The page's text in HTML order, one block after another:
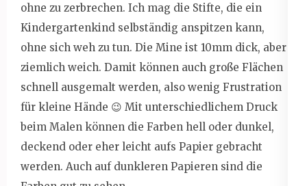
ohne zu zerbrechen. Ich mag die Stifte, die ein
Kindergartenkind selbständig anspitzen kann,
ohne sich weh zu tun. Die Mine ist 10mm dick, aber
ziemlich weich. Damit können auch große Flächen
schnell ausgemalt werden, also wenig Frustration
für kleine Hände 😉 Mit unterschiedlichem Druck
beim Malen können die Farben hell oder dunkel,
deckend oder eher leicht aufs Papier gebracht
werden. Auch auf dunkleren Papieren sind die